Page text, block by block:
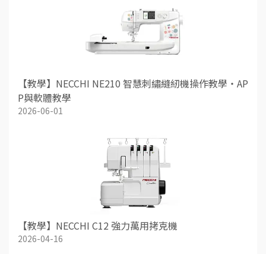
【教學】NECCHI NE210 智慧刺繡縫紉機操作教學・AP
P與軟體教學
2026-06-01
【教學】NECCHI C12 強力萬用拷克機
2026-04-16